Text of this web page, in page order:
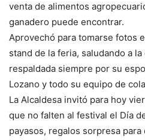
venta de alimentos
ganadero puede encontrar.
Aprovechó para tomarse fotos
stand de la feria, saludando a
respaldada siempre por su
Lozano y todo su equipo de
La Alcaldesa invitó para hoy
que no falten al festival el Día
payasos, regalos sorpresa